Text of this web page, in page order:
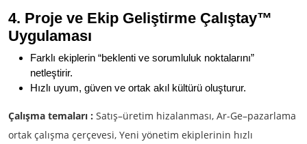
4. Proje ve Ekip Geliştirme Çalıştay™
Uygulaması
Farklı ekiplerin “beklenti ve sorumluluk noktalarını”
netleştirir.
Hızlı uyum, güven ve ortak akıl kültürü oluşturur.
Çalışma temaları : Satış–üretim hizalanması, Ar-Ge–pazarlama
ortak çalışma çerçevesi, Yeni yönetim ekiplerinin hızlı